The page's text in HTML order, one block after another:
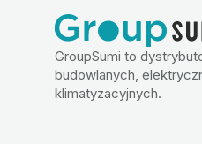
GroupSumi to
budowlanych,
klimatyzacyjnych.